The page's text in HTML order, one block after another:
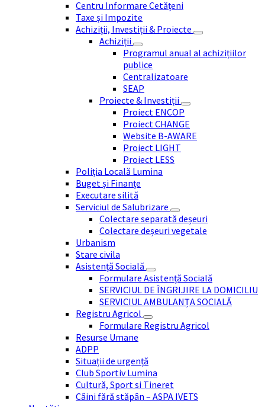
Centru Informare Cetățeni
Taxe și Impozite
Achiziții, Investiții & Proiecte
Achiziții
Programul anual al achizițiilor
publice
Centralizatoare
SEAP
Proiecte & Investiții
Proiect ENCOP
Proiect CHANGE
Website B-AWARE
Proiect LIGHT
Proiect LESS
Poliția Locală Lumina
Buget și Finanțe
Executare silită
Serviciul de Salubrizare
Colectare separată deșeuri
Colectare deșeuri vegetale
Urbanism
Stare civila
Asistență Socială
Formulare Asistență Socială
SERVICIUL DE ÎNGRIJIRE LA DOMICILIU
SERVICIUL AMBULANȚA SOCIALĂ
Registru Agricol
Formulare Registru Agricol
Resurse Umane
ADPP
Situații de urgență
Club Sportiv Lumina
Cultură, Sport si Tineret
Câini fără stăpân – ASPA IVETS